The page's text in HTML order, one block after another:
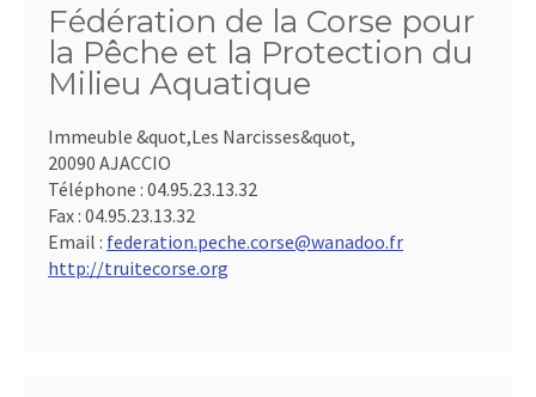
Fédération de la Corse pour
la Pêche et la Protection du
Milieu Aquatique
Immeuble &quot,Les Narcisses&quot,
20090 AJACCIO
Téléphone : 04.95.23.13.32
Fax : 04.95.23.13.32
Email : federation.peche.corse@wanadoo.fr
http://truitecorse.org